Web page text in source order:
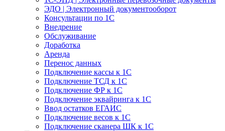
ЭДО | Электронный документооборот
Консультации по 1С
Внедрение
Обслуживание
Доработка
Аренда
Перенос данных
Подключение кассы к 1С
Подключение ТСД к 1С
Подключение ФР к 1С
Подключение эквайринга к 1С
Ввод остатков ЕГАИС
Подключение весов к 1С
Подключение сканера ШК к 1С